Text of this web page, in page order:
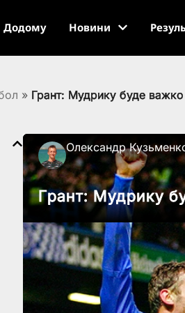
Додому Новини
» Грант: Мудрику буде
Олександр
Грант: Мудрику